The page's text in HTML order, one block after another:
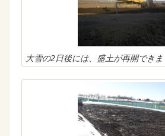
大雪の2日後には、盛土が再開できま